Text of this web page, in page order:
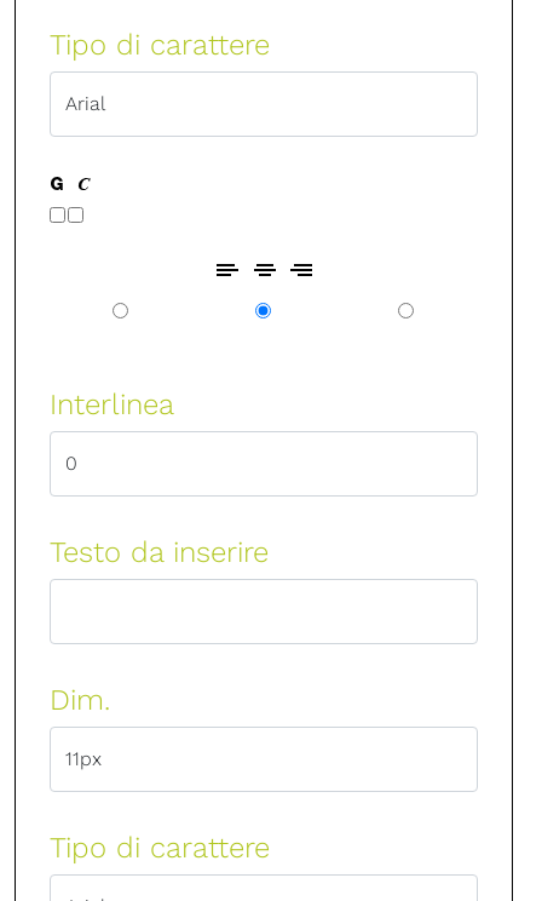
Tipo di carattere
Interlinea
Testo da inserire
Dim.
Tipo di carattere